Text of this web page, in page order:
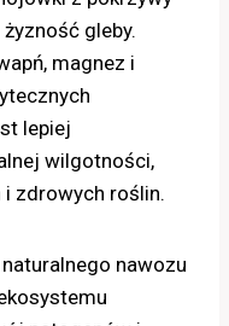
gleby.
magnez i
lepiej
wilgotności,
zdrowych roślin.
nawozu